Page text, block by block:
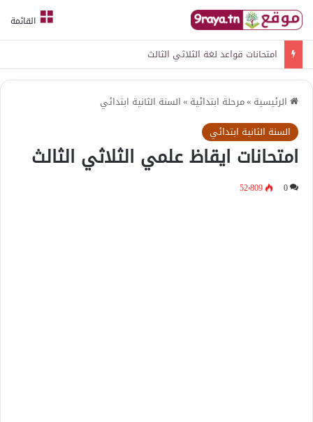
القائمة
امتحانات قواعد لغة الثلاثي الثالث
الرئيسية »مرحلة ابتدائية »السنة الثانية ابتدائي
السنة الثانية ابتدائي
امتحانات ايقاظ علمي الثلاثي الثالث
0 52٬809